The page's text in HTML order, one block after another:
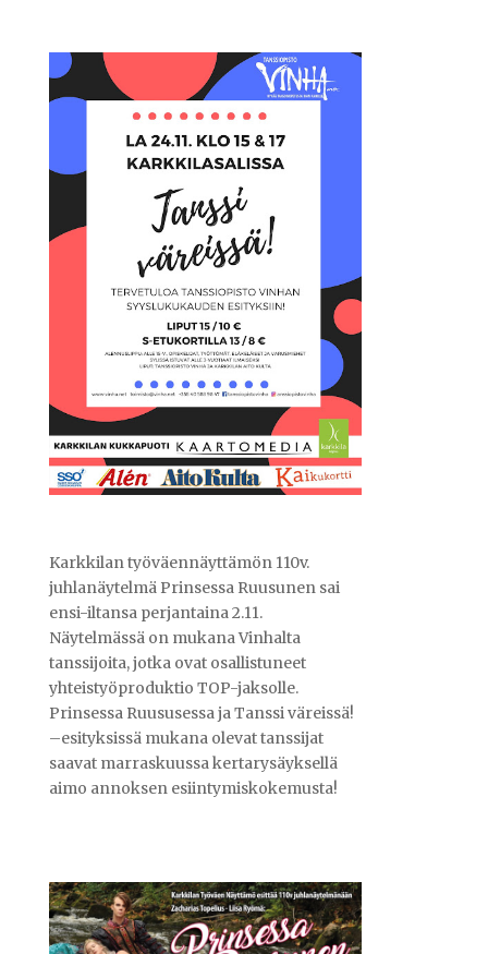
Karkkilan työväennäyttämön 110v.
juhlanäytelmä Prinsessa Ruusunen sai
ensi-iltansa perjantaina 2.11.
Näytelmässä on mukana Vinhalta
tanssijoita, jotka ovat osallistuneet
yhteistyöproduktio TOP-jaksolle.
Prinsessa Ruususessa ja Tanssi väreissä!
–esityksissä mukana olevat tanssijat
saavat marraskuussa kertarysäyksellä
aimo annoksen esiintymiskokemusta!